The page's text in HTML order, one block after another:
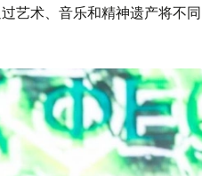
艺术、音乐和精神遗产将不同